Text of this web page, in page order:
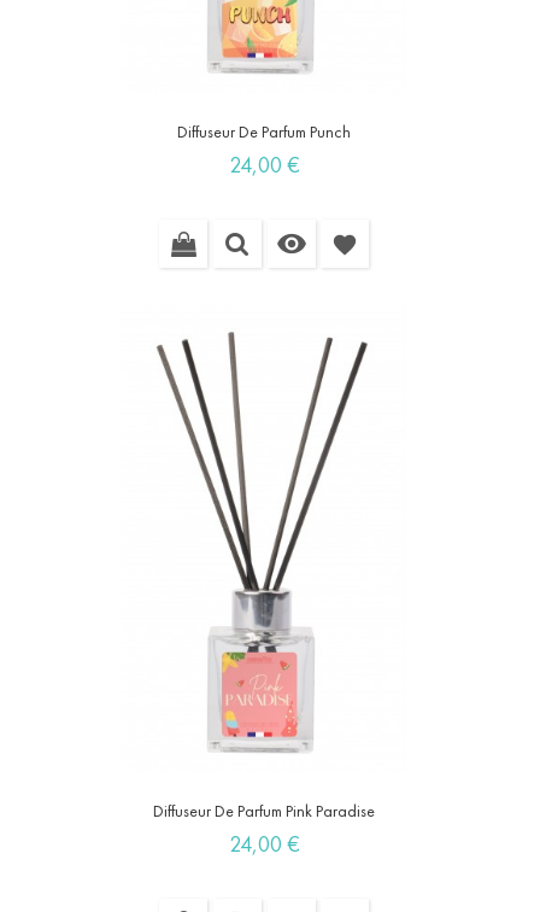
Diffuseur De Parfum Punch
Prix
24,00 €
 favorite
Diffuseur De Parfum Pink Paradise
Prix
24,00 €